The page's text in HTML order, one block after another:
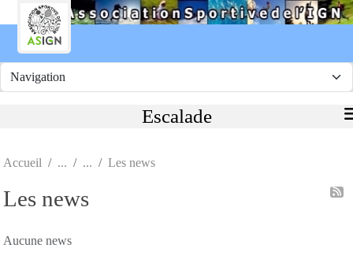
Escalade
Accueil Les news
Les news
Aucune news
Panneau de gestion des cookies